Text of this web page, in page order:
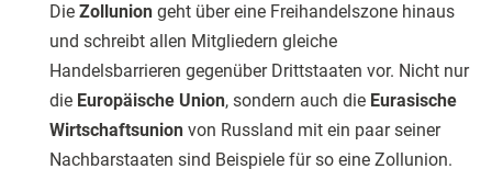
Die Zollunion geht über eine Freihandelszone hinaus
und schreibt allen Mitgliedern gleiche
Handelsbarrieren gegenüber Drittstaaten vor. Nicht nur
die Europäische Union, sondern auch die Eurasische
Wirtschaftsunion von Russland mit ein paar seiner
Nachbarstaaten sind Beispiele für so eine Zollunion.